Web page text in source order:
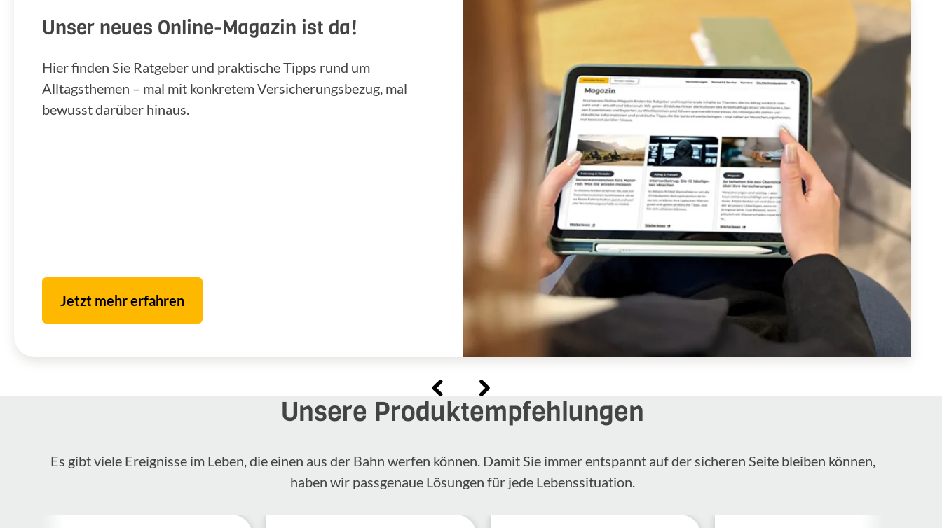
Unser neues Online-Magazin ist da!
Hier finden Sie Ratgeber und praktische Tipps rund um
Alltagsthemen – mal mit konkretem Versicherungsbezug, mal
bewusst darüber hinaus.
Jetzt mehr erfahren
Unsere Produktempfehlungen
Es gibt viele Ereignisse im Leben, die einen aus der Bahn werfen können. Damit Sie immer entspannt auf der sicheren Seite bleiben können,
haben wir passgenaue Lösungen für jede Lebenssituation.